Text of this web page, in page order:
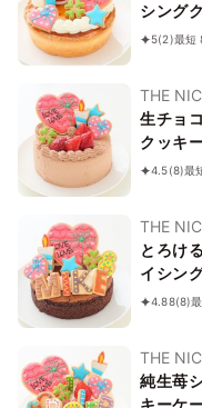
シング
なアイ
5(2)最短
THE
生チョ
クッキ
シング
4.5(8)最
THE
とろけ
イシン
シング
4.88(8)
THE
純生苺
キーケ